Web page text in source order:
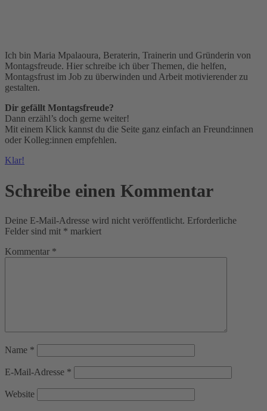
Ich bin Maria Mpalaoura, Beraterin, Trainerin und Gründerin von
Montagsfreude. Hier schreibe ich über Themen, die helfen,
Montagsfrust im Job zu überwinden und Arbeit motivierender zu
gestalten.
Dir gefällt Montagsfreude?
Dann erzähl’s doch gerne weiter!
Mit einem Klick kannst du die Seite ganz einfach an Freund:innen
oder Kolleg:innen empfehlen.
Klar!
Schreibe einen Kommentar
Deine E-Mail-Adresse wird nicht veröffentlicht. Erforderliche
Felder sind mit * markiert
Kommentar *
Name *
E-Mail-Adresse *
Website